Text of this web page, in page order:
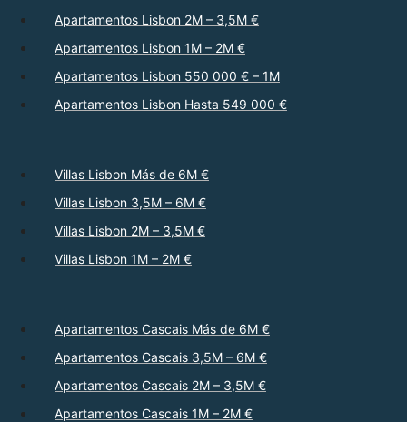
Apartamentos Lisbon 2M – 3,5M €
Apartamentos Lisbon 1M – 2M €
Apartamentos Lisbon 550 000 € – 1M
Apartamentos Lisbon Hasta 549 000 €
Villas Lisbon Más de 6M €
Villas Lisbon 3,5M – 6M €
Villas Lisbon 2M – 3,5M €
Villas Lisbon 1M – 2M €
Apartamentos Cascais Más de 6M €
Apartamentos Cascais 3,5M – 6M €
Apartamentos Cascais 2M – 3,5M €
Apartamentos Cascais 1M – 2M €